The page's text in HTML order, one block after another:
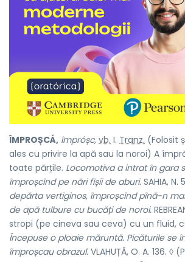
ÎMPROȘCÁ, împróșc, vb. I. Tranz. (Folosit
ales cu privire la apă sau la noroi) A
toate părțile. Locomotiva a intrat în gara
împroșcînd pe nări fîșii de aburi. SAHIA, N.
depărta vertiginos, împroșcînd pînă-n
de apă tulbure cu bucăți de noroi.
stropi (pe cineva sau ceva) cu un fluid,
Începuse o ploaie măruntă. Picăturile se
împroșcau obrazul. VLAHUȚĂ, O. A. 136. ◊